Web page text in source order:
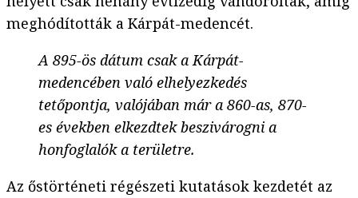
meghódították a Kárpát-medencét.
A 895-ös dátum csak a Kárpát-
medencében való elhelyezkedés
tetőpontja, valójában már a 860-as, 870-
es években elkezdtek beszivárogni a
honfoglalók a területre.
Az őstörténeti régészeti kutatások kezdetét az